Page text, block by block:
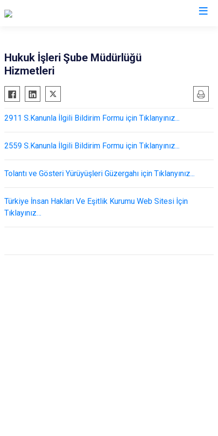
Hukuk İşleri Şube Müdürlüğü
Hizmetleri
2911 S.Kanunla İlgili Bildirim Formu için Tıklanyınız...
2559 S.Kanunla İlgili Bildirim Formu için Tıklanyınız...
Tolantı ve Gösteri Yürüyüşleri Güzergahı için Tıklanyınız...
Türkiye İnsan Hakları Ve Eşitlik Kurumu Web Sitesi İçin
Tıklayınız…